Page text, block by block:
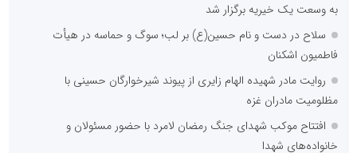
به وسعت یک خیریه برگزار شد
سلاح در دست و نام حسین(ع) بر لب؛ سوگ و حماسه در هیأت
فاطمیون اشکنان
روایت مادر شهیده الهام زایری از پیوند شیرخوارگان حسینی با
مظلومیت مادران غزه
افتتاح موکب شهدای جنگ رمضان لامرد با حضور مسئولان و
خانواده‌های شهدا